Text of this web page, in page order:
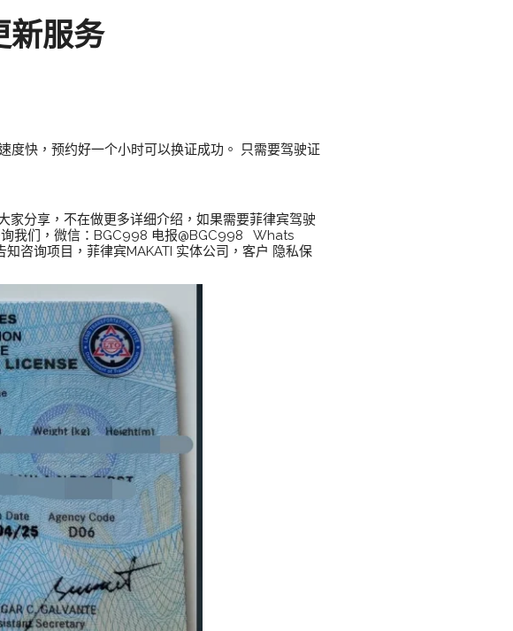
新服务
度快，预约好一个小时可以换证成功。 只需要驾驶证
家分享，不在做更多详细介绍，如果需要菲律宾驾驶
我们，微信：BGC998 电报@BGC998 Whats
咨询项目，菲律宾MAKATI 实体公司，客户 隐私保